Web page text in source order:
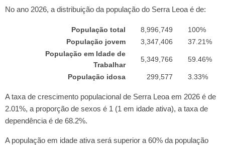
No ano 2026, a distribuição da população do Serra Leoa é de:
População total 8,996,749
100%
População jovem
3,347,406
37.21%
População em Idade de
Trabalhar
5,349,766 59.46%
População idosa 299,577 3.33%
A taxa de crescimento populacional de Serra Leoa em 2026 é de
2.01%, a proporção de sexos é 1 (1 em idade ativa), a taxa de
dependência é de 68.2%.
A população em idade ativa será superior a 60% da população